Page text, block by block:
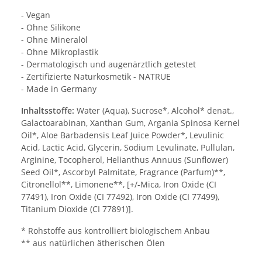
- Vegan
- Ohne Silikone
- Ohne Mineralöl
- Ohne Mikroplastik
- Dermatologisch und augenärztlich getestet
- Zertifizierte Naturkosmetik - NATRUE
- Made in Germany
Inhaltsstoffe: Water (Aqua), Sucrose*, Alcohol* denat.,
Galactoarabinan, Xanthan Gum, Argania Spinosa Kernel
Oil*, Aloe Barbadensis Leaf Juice Powder*, Levulinic
Acid, Lactic Acid, Glycerin, Sodium Levulinate, Pullulan,
Arginine, Tocopherol, Helianthus Annuus (Sunflower)
Seed Oil*, Ascorbyl Palmitate, Fragrance (Parfum)**,
Citronellol**, Limonene**, [+/-Mica, Iron Oxide (CI
77491), Iron Oxide (CI 77492), Iron Oxide (CI 77499),
Titanium Dioxide (CI 77891)].
* Rohstoffe aus kontrolliert biologischem Anbau
** aus natürlichen ätherischen Ölen